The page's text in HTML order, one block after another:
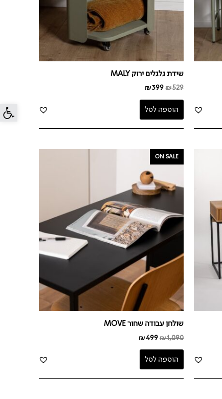
פתח
שידת גלגלים ירוק MALY
₪529
₪399
הוספה לסל
ON SALE
שולחן עבודה שחור MOVE
₪1,090
המחיר
היה:
₪1,090.
₪499
הוספה לסל